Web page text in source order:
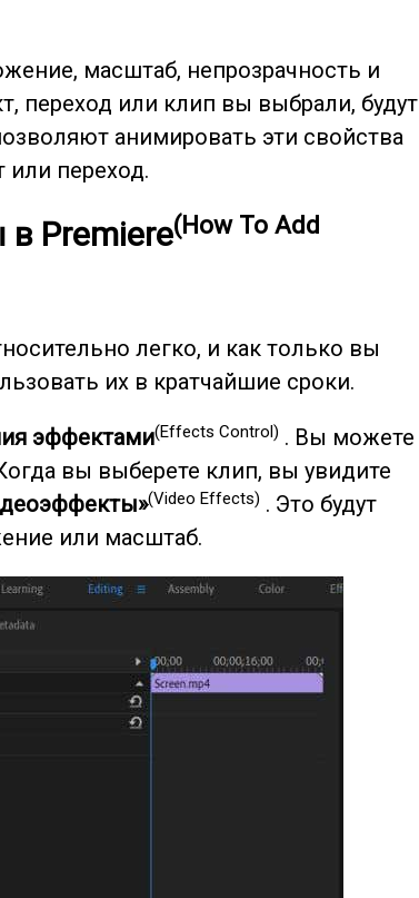
масштаб, непрозрачность и
переход или клип вы выбрали, будут
анимировать эти свойства
переход.
Premiere(How To Add
легко, и как только вы
их в кратчайшие сроки.
эффектами(Effects Control) . Вы можете
вы выберете клип, вы увидите
(Video Effects) . Это будут
или масштаб.